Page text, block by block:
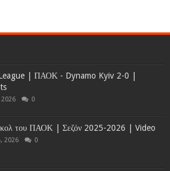
| ΠΑΟΚ - Dynamo Kyiv 2-0 |
2026 0
του ΠΑΟΚ | Σεζόν 2025-2026 | Video
2026 0